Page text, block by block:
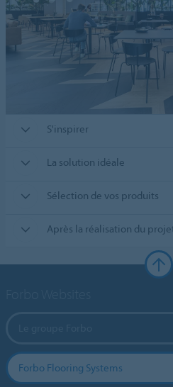
S'inspirer
La solution idéale
Sélection de vos produits
Après la réalisation du
Forbo Flooring Systems